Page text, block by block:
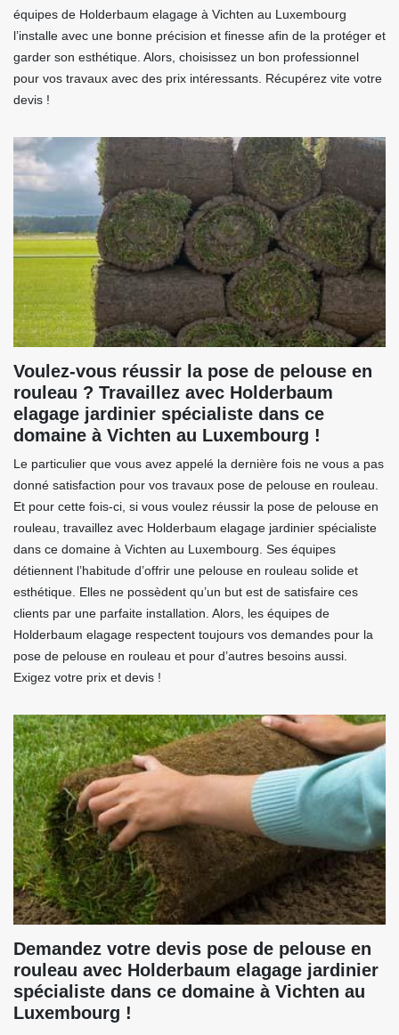
équipes de Holderbaum elagage à Vichten au Luxembourg
l’installe avec une bonne précision et finesse afin de la protéger et
garder son esthétique. Alors, choisissez un bon professionnel
pour vos travaux avec des prix intéressants. Récupérez vite votre
devis !
Voulez-vous réussir la pose de pelouse en
rouleau ? Travaillez avec Holderbaum
elagage jardinier spécialiste dans ce
domaine à Vichten au Luxembourg !
Le particulier que vous avez appelé la dernière fois ne vous a pas
donné satisfaction pour vos travaux pose de pelouse en rouleau.
Et pour cette fois-ci, si vous voulez réussir la pose de pelouse en
rouleau, travaillez avec Holderbaum elagage jardinier spécialiste
dans ce domaine à Vichten au Luxembourg. Ses équipes
détiennent l’habitude d’offrir une pelouse en rouleau solide et
esthétique. Elles ne possèdent qu’un but est de satisfaire ces
clients par une parfaite installation. Alors, les équipes de
Holderbaum elagage respectent toujours vos demandes pour la
pose de pelouse en rouleau et pour d’autres besoins aussi.
Exigez votre prix et devis !
Demandez votre devis pose de pelouse en
rouleau avec Holderbaum elagage jardinier
spécialiste dans ce domaine à Vichten au
Luxembourg !